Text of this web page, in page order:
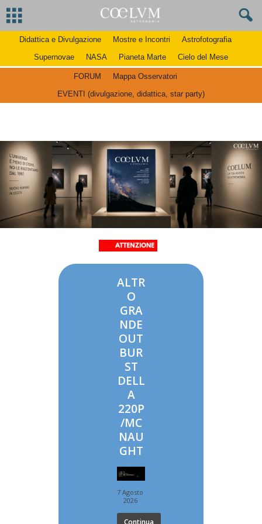
Didattica e Divulgazione Mostre e Incontri
Astrofotografia
Supernovae
NASA Pianeta Marte Cielo del Mese
FORUM
Mappa Osservatori
EVENTI (divulgazione, didattica, star party)
ALTR
O
GRA
NDE
OUT
BUR
ST
DELL
A
220P
/MC
NAU
GHT
7 Agosto
2026
Continua